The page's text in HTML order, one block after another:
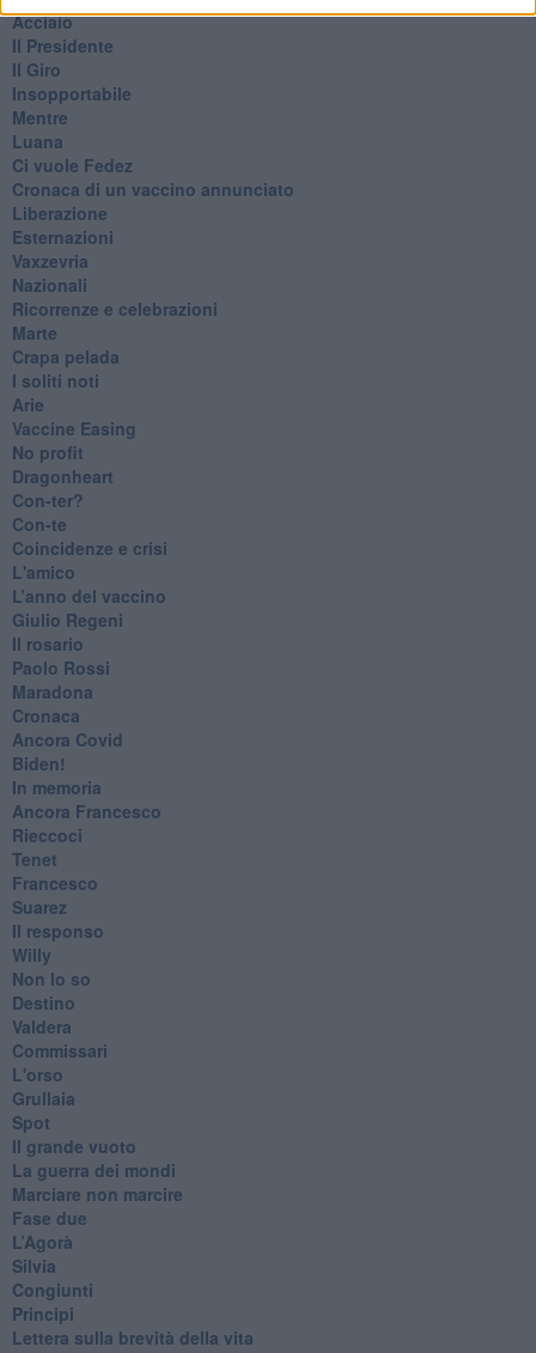
Acciaio
Il Presidente
​Il Giro
Insopportabile
​Mentre
Luana
​Ci vuole Fedez
​Cronaca di un vaccino annunciato
​Liberazione
Esternazioni
Vaxzevria
Nazionali
​Ricorrenze e celebrazioni
Marte
​Crapa pelada
​I soliti noti
Arie
​Vaccine Easing
No profit
Dragonheart
Con-ter?
​Con-te
Coincidenze e crisi
L'amico
​L’anno del vaccino
Giulio Regeni
​Il rosario
Paolo Rossi
Maradona
Cronaca
​Ancora Covid
​Biden!
In memoria
​Ancora Francesco
Rieccoci
Tenet
Francesco
Suarez
​Il responso
Willy
Non lo so
Destino
Valdera
Commissari
L'orso
Grullaia
Spot
​Il grande vuoto
​La guerra dei mondi
Marciare non marcire
Fase due
L’Agorà
Silvia
Congiunti
Principi
​Lettera sulla brevità della vita